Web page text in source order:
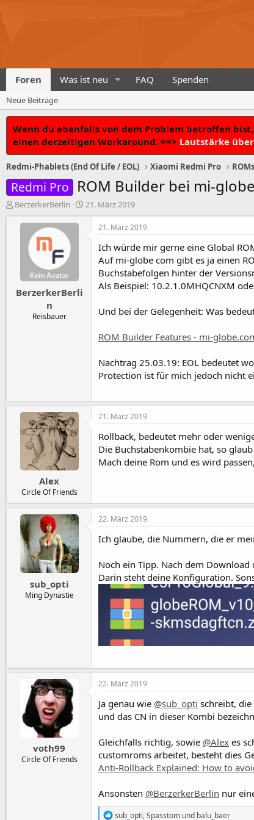
Foren Was ist neu FAQ Spenden
Neue Beiträge
Wenn du ebenfalls von dem Problem betroffen
einen derzeitigen Workaround. ==> Lautstärke
Redmi-Phablets (End Of Life / EOL) Xiaomi Redmi Pro
Redmi Pro ROM Builder bei mi-
T
h
a
BerzerkerBerlin
B
e
21. März 2019
BerzerkerBerli
n
Reisbauer
21. März 2019
Ich würde mir gerne eine Global
Auf mi-globe com gibt es ja einen
Buchstabefolgen hinter der
Als Beispiel: 10.2.1.0MHQCNXM
Und bei der Gelegenheit: Was
ROM Builder Features - mi-
Nachtrag 25.03.19: EOL bedeutet
Protection ist für mich jedoch nicht
Alex
Circle Of Friends
21. März 2019
Rollback, bedeutet mehr oder
Die Buchstabenkombie hat, so
Mach deine Rom und es wird
sub_opti
Ming Dynastie
22. März 2019
Ich glaube, die Nummern, die er
Noch ein Tipp. Nach dem
Darin steht deine Konfiguration.
voth99
Circle Of Friends
22. März 2019
Ja genau wie @sub_opti schreibt,
und das CN in dieser Kombi
Gleichfalls richtig, sowie @Alex es
customroms arbeitet, besteht dies
Anti-Rollback Explained: How to
Ansonsten @BerzerkerBerlin nur
R
sub_opti,Spasstom und balu_baer